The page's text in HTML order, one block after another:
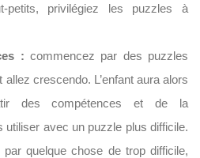
petits, privilégiez les puzzles à
: commencez par des puzzles
crescendo. L’enfant aura alors
des compétences et de la
utiliser avec un puzzle plus difficile.
quelque chose de trop difficile,